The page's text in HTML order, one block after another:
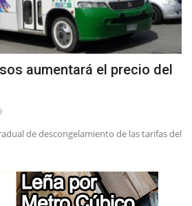
aumentará el precio del
de descongelamiento de las tarifas del